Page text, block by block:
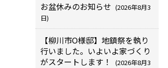
お盆休みのお知らせ (2026年8月3
日)
【柳川市O様邸】地鎮祭を執り
行いました。いよいよ家づくり
がスタートします！
(2026年8月3